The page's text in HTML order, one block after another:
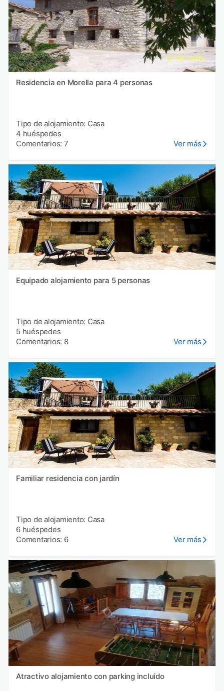
Residencia en Morella para 4 personas
Tipo de alojamiento: Casa
4 huéspedes
Comentarios: 7
Ver más
Equipado alojamiento para 5 personas
Tipo de alojamiento: Casa
5 huéspedes
Comentarios: 8
Ver más
Familiar residencia con jardín
Tipo de alojamiento: Casa
6 huéspedes
Comentarios: 6
Ver más
Atractivo alojamiento con parking incluído